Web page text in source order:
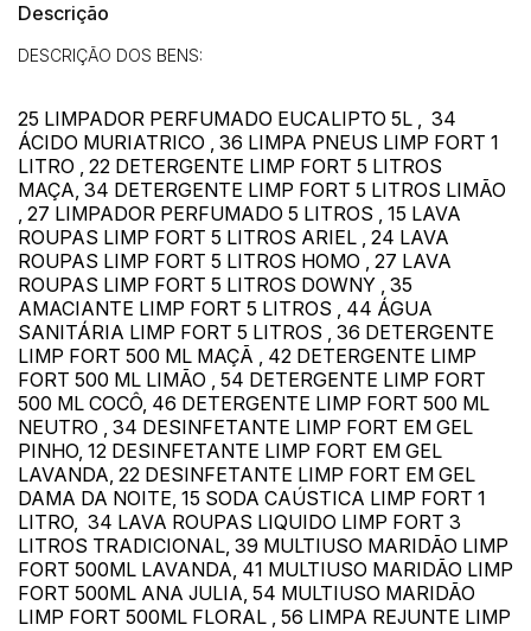
Descrição
DESCRIÇÃO DOS BENS:
25 LIMPADOR PERFUMADO EUCALIPTO 5L , 34
ÁCIDO MURIATRICO , 36 LIMPA PNEUS LIMP FORT 1
LITRO , 22 DETERGENTE LIMP FORT 5 LITROS
MAÇA, 34 DETERGENTE LIMP FORT 5 LITROS LIMÃO
, 27 LIMPADOR PERFUMADO 5 LITROS , 15 LAVA
ROUPAS LIMP FORT 5 LITROS ARIEL , 24 LAVA
ROUPAS LIMP FORT 5 LITROS HOMO , 27 LAVA
ROUPAS LIMP FORT 5 LITROS DOWNY , 35
AMACIANTE LIMP FORT 5 LITROS , 44 ÁGUA
SANITÁRIA LIMP FORT 5 LITROS , 36 DETERGENTE
LIMP FORT 500 ML MAÇÃ , 42 DETERGENTE LIMP
FORT 500 ML LIMÃO , 54 DETERGENTE LIMP FORT
500 ML COCÔ, 46 DETERGENTE LIMP FORT 500 ML
NEUTRO , 34 DESINFETANTE LIMP FORT EM GEL
PINHO, 12 DESINFETANTE LIMP FORT EM GEL
LAVANDA, 22 DESINFETANTE LIMP FORT EM GEL
DAMA DA NOITE, 15 SODA CAÚSTICA LIMP FORT 1
LITRO, 34 LAVA ROUPAS LIQUIDO LIMP FORT 3
LITROS TRADICIONAL, 39 MULTIUSO MARIDÃO LIMP
FORT 500ML LAVANDA, 41 MULTIUSO MARIDÃO LIMP
FORT 500ML ANA JULIA, 54 MULTIUSO MARIDÃO
LIMP FORT 500ML FLORAL , 56 LIMPA REJUNTE LIMP